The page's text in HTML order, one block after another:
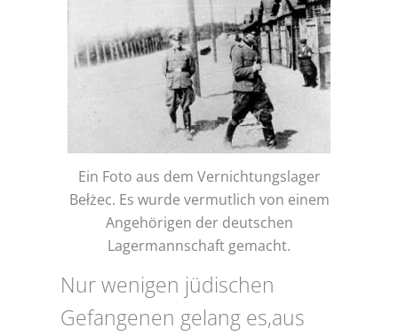
Ein Foto aus dem Vernichtungslager
Bełżec. Es wurde vermutlich von einem
Angehörigen der deutschen
Lagermannschaft gemacht.
Nur wenigen jüdischen
Gefangenen gelang es,aus